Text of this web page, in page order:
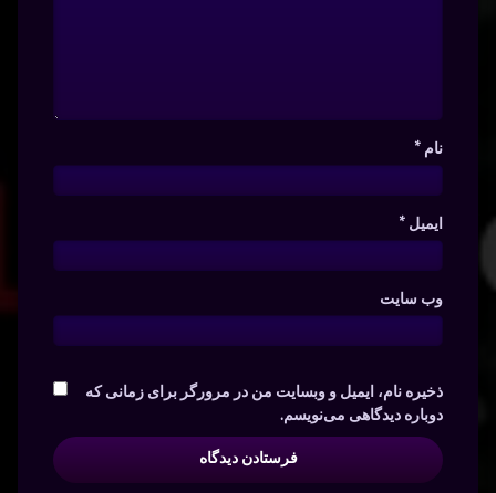
نام *
ایمیل *
وب‌ سایت
ذخیره نام، ایمیل و وبسایت من در مرورگر برای زمانی که
دوباره دیدگاهی می‌نویسم.